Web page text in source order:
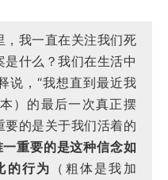
我一直在关注我们死
什么？我们在生活中
说，“我想直到最近我
）的最后一次真正摆
的是关于我们活着的
一重要的是这种信念如
的行为 （粗体是我加